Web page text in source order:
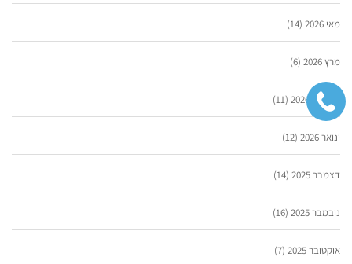
מאי 2026 (14)
מרץ 2026 (6)
פברואר 2026 (11)
ינואר 2026 (12)
דצמבר 2025 (14)
נובמבר 2025 (16)
אוקטובר 2025 (7)